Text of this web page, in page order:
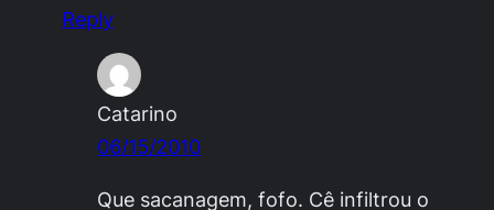
Reply
Catarino
06/15/2010
Que sacanagem, fofo. Cê infiltrou o